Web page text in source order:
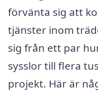
förvänta sig att
tjänster inom
sig från ett par
sysslor till flera
projekt. Här är